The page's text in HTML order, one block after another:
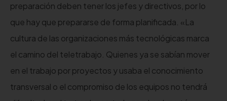
preparación deben tener los jefes y directivos, por lo
que hay que prepararse de forma planificada. «La
cultura de las organizaciones más tecnológicas marca
el camino del teletrabajo. Quienes ya se sabían mover
en el trabajo por proyectos y usaba el conocimiento
transversal o el compromiso de los equipos no tendrá